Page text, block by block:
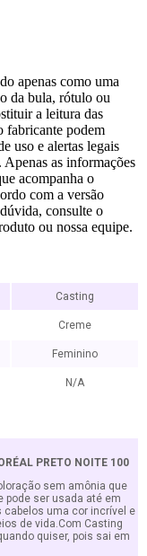
apenas como uma
da bula, rótulo ou
a leitura das
fabricante podem
uso e alertas legais
Apenas as informações
acompanha o
com a versão
consulte o
ou nossa equipe.
Casting
Creme
Feminino
N/A
PRETO NOITE 100
sem amônia que
pode ser usada até em
cabelos uma cor incrível e
de vida.Com Casting
quiser, pois sai em